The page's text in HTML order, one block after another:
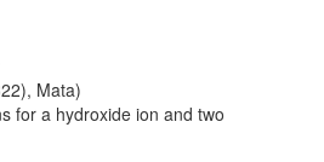
Mata)
for a hydroxide ion and two